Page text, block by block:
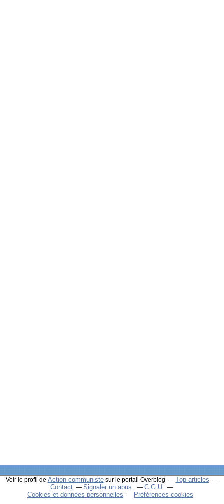
Voir le profil de Action communistesur le portail Overblog
Top articles
Contact
Signaler un abus
C.G.U.
Cookies et données personnelles
Préférences cookies